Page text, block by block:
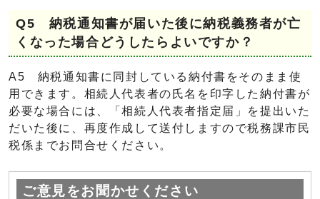
Q5 納税通知書が届いた後に納税義務者が亡
くなった場合どうしたらよいですか？
A5 納税通知書に同封している納付書をそのまま使
用できます。相続人代表者の氏名を印字した納付書が
必要な場合には、「相続人代表者指定届」を提出いた
だいた後に、再度作成して送付しますので税務課市民
税係までお問合せください。
ご意見をお聞かせください